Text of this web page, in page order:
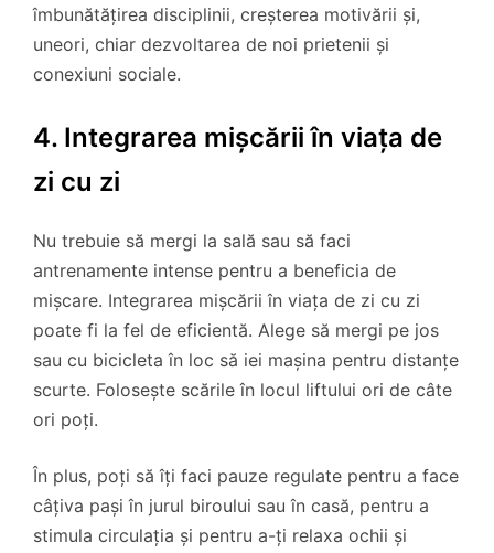
îmbunătățirea disciplinii, creșterea motivării și,
uneori, chiar dezvoltarea de noi prietenii și
conexiuni sociale.
4. Integrarea mișcării în viața de
zi cu zi
Nu trebuie să mergi la sală sau să faci
antrenamente intense pentru a beneficia de
mișcare. Integrarea mișcării în viața de zi cu zi
poate fi la fel de eficientă. Alege să mergi pe jos
sau cu bicicleta în loc să iei mașina pentru distanțe
scurte. Folosește scările în locul liftului ori de câte
ori poți.
În plus, poți să îți faci pauze regulate pentru a face
câțiva pași în jurul biroului sau în casă, pentru a
stimula circulația și pentru a-ți relaxa ochii și